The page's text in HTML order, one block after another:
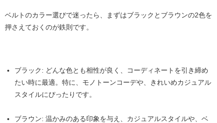
ベルトのカラー選びで迷ったら、まずはブラックとブラウンの2色を
押さえておくのが鉄則です。
ブラック: どんな色とも相性が良く、コーディネートを引き締め
たい時に最適。特に、モノトーンコーデや、きれいめカジュアル
スタイルにぴったりです。
ブラウン: 温かみのある印象を与え、カジュアルスタイルや、ベ